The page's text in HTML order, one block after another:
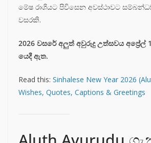
මේෂ රාශියට පිවිසෙන අවස්ථාවට
වසරකි.
2026 වසරේ අලුත් අවුරුදු උත්සවය අප්‍රේල්
යෙදී ඇත.
Read this: Sinhalese New Year 2026
Wishes, Quotes, Captions & Greetings